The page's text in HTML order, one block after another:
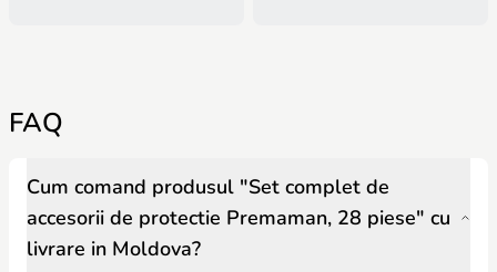
FAQ
Cum comand produsul "Set complet de
accesorii de protectie Premaman, 28 piese" cu
livrare in Moldova?